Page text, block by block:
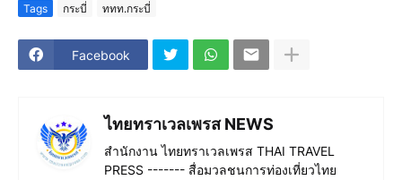
Tags กระบี่ ททท.กระบี่
Facebook
ไทยทราเวลเพรส NEWS
สำนักงาน ไทยทราเวลเพรส THAI TRAVEL
PRESS ------- สื่อมวลชนการท่องเที่ยวไทย